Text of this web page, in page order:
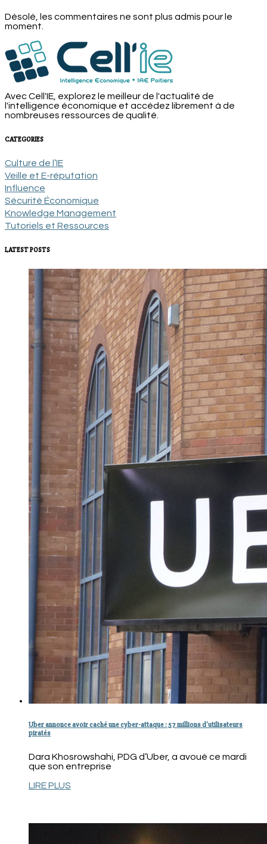
Désolé, les commentaires ne sont plus admis pour le
moment.
Avec Cell'IE, explorez le meilleur de l'actualité de
l'intelligence économique et accédez librement à de
nombreuses ressources de qualité.
CATEGORIES
Culture de l’IE
Veille et E-réputation
Influence
Sécurité Économique
Knowledge Management
Tutoriels et Ressources
LATEST POSTS
Uber annonce avoir caché une cyber-attaque : 57 millions d’utilisateurs
piratés
Dara Khosrowshahi, PDG d’Uber, a avoué ce mardi
que son entreprise
LIRE PLUS